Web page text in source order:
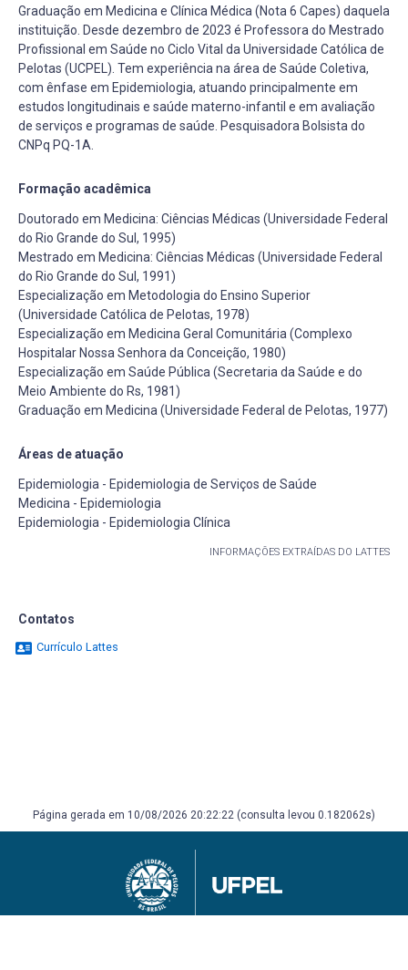
Graduação em Medicina e Clínica Médica (Nota 6 Capes) daquela
instituição. Desde dezembro de 2023 é Professora do Mestrado
Profissional em Saúde no Ciclo Vital da Universidade Católica de
Pelotas (UCPEL). Tem experiência na área de Saúde Coletiva,
com ênfase em Epidemiologia, atuando principalmente em
estudos longitudinais e saúde materno-infantil e em avaliação
de serviços e programas de saúde. Pesquisadora Bolsista do
CNPq PQ-1A.
Formação acadêmica
Doutorado em Medicina: Ciências Médicas (Universidade Federal
do Rio Grande do Sul, 1995)
Mestrado em Medicina: Ciências Médicas (Universidade Federal
do Rio Grande do Sul, 1991)
Especialização em Metodologia do Ensino Superior
(Universidade Católica de Pelotas, 1978)
Especialização em Medicina Geral Comunitária (Complexo
Hospitalar Nossa Senhora da Conceição, 1980)
Especialização em Saúde Pública (Secretaria da Saúde e do
Meio Ambiente do Rs, 1981)
Graduação em Medicina (Universidade Federal de Pelotas, 1977)
Áreas de atuação
Epidemiologia - Epidemiologia de Serviços de Saúde
Medicina - Epidemiologia
Epidemiologia - Epidemiologia Clínica
INFORMAÇÕES EXTRAÍDAS DO LATTES
Contatos
Currículo Lattes
Página gerada em 10/08/2026 20:22:22 (consulta levou 0.182062s)